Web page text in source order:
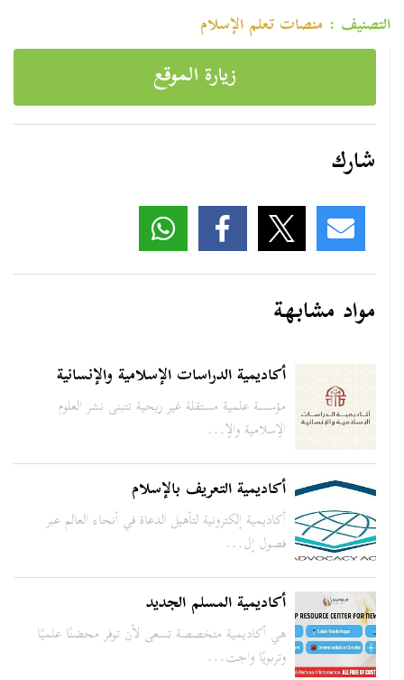
التصنيف : منصات تعلم الإسلام
زيارة الموقع
شارك
مواد مشابهة
أكاديمية الدراسات الإسلامية والإنسانية
مؤسسة علمية مستقلة غير ربحية تتبنى نشر العلوم
الإسلامية والإ...
أكاديمية التعريف بالإسلام
أكاديمية إلكترونية لتأهيل الدعاة في أنحاء العالم عبر
فصول إل...
أكاديمية المسلم الجديد
هي أكاديمية متخصصة تسعى لأن توفر محضنًا علميًا
وتربويًا واجت...